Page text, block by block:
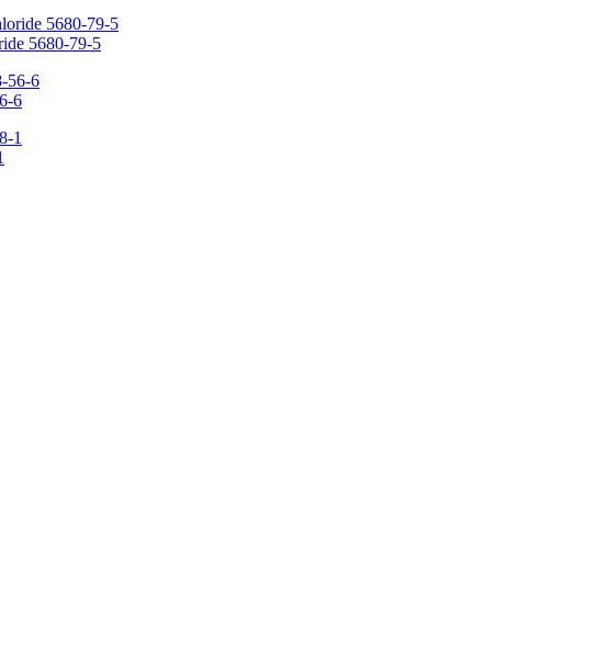
5680-79-5
6